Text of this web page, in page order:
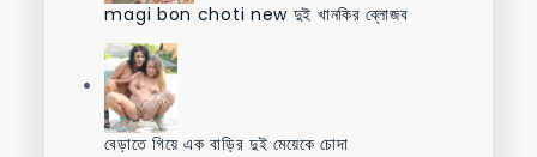
magi bon choti new দুই খানকির ব্লোজব
বেড়াতে গিয়ে এক বাড়ির দুই মেয়েকে চোদা